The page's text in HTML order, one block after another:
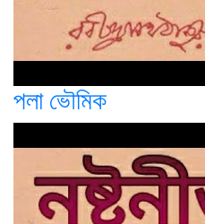
পলা ভৌমিক